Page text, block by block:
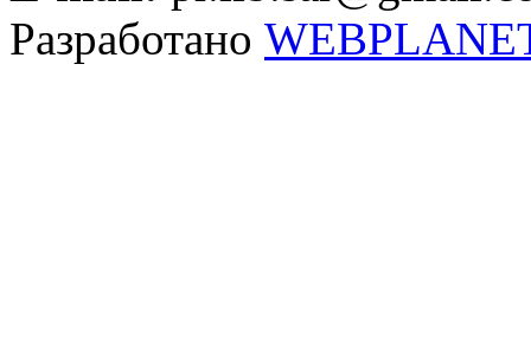
Разработано